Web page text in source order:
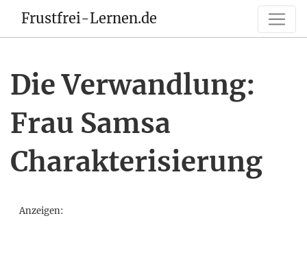
Frustfrei-Lernen.de
Die Verwandlung:
Frau Samsa
Charakterisierung
Anzeigen: